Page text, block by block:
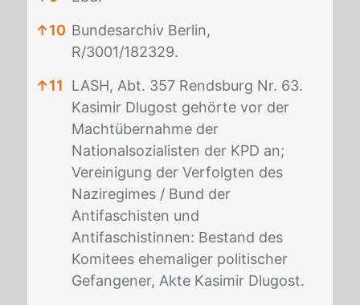
↑10 Bundesarchiv Berlin,
R/3001/182329.
↑11
LASH, Abt. 357 Rendsburg Nr. 63.
Kasimir Dlugost gehörte vor der
Machtübernahme der
Nationalsozialisten der KPD an;
Vereinigung der Verfolgten des
Naziregimes / Bund der
Antifaschisten und
Antifaschistinnen: Bestand des
Komitees ehemaliger politischer
Gefangener, Akte Kasimir Dlugost.